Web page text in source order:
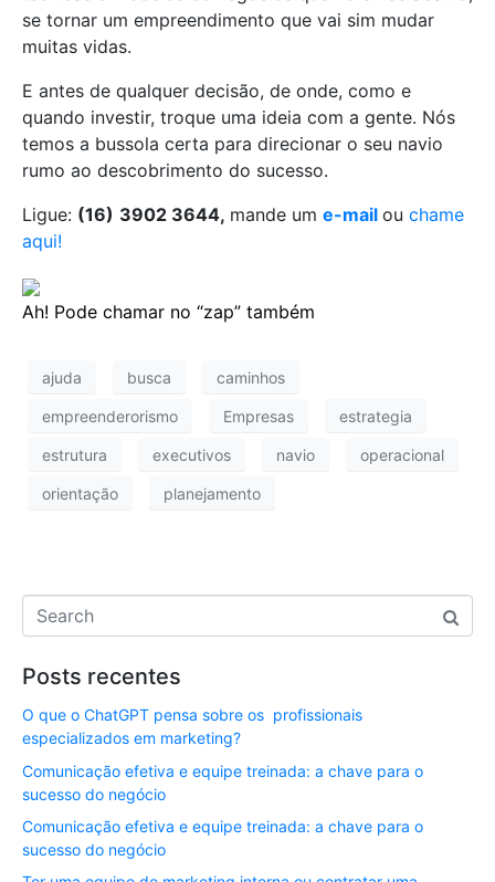
se tornar um empreendimento que vai sim mudar
muitas vidas.
E antes de qualquer decisão, de onde, como e
quando investir, troque uma ideia com a gente. Nós
temos a bussola certa para direcionar o seu navio
rumo ao descobrimento do sucesso.
Ligue: (16) 3902 3644, mande um e-mail ou chame
aqui!
Ah! Pode chamar no “zap” também
ajuda busca caminhos
empreenderorismo Empresas estrategia
estrutura executivos navio operacional
orientação planejamento
Posts recentes
O que o ChatGPT pensa sobre os profissionais
especializados em marketing?
Comunicação efetiva e equipe treinada: a chave para o
sucesso do negócio
Comunicação efetiva e equipe treinada: a chave para o
sucesso do negócio